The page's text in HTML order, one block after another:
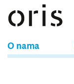
O nama